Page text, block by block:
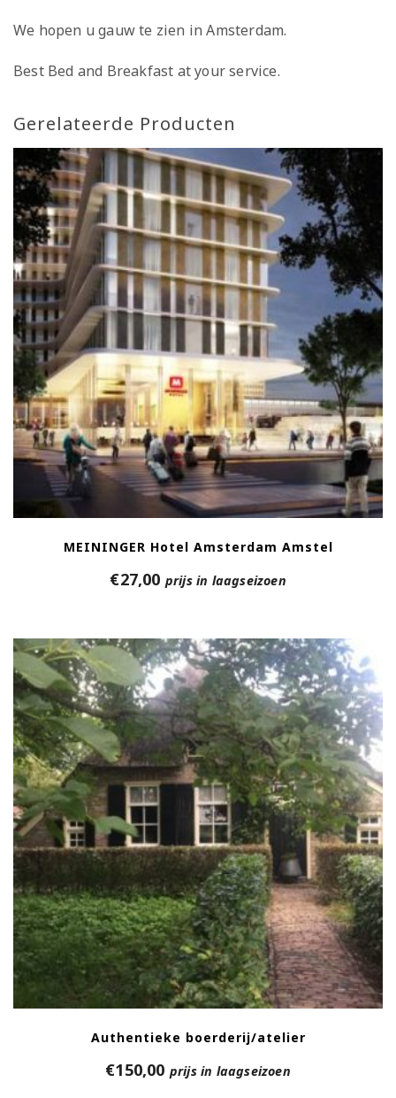
We hopen u gauw te zien in Amsterdam.
Best Bed and Breakfast at your service.
Gerelateerde Producten
MEININGER Hotel Amsterdam Amstel
€27,00 prijs in laagseizoen
Authentieke boerderij/atelier
€150,00 prijs in laagseizoen